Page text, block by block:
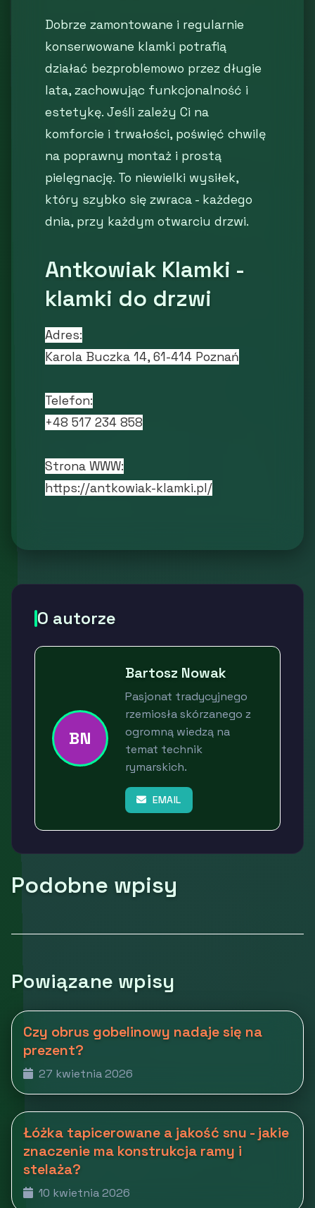
Dobrze zamontowane i regularnie
konserwowane klamki potrafią
działać bezproblemowo przez długie
lata, zachowując funkcjonalność i
estetykę. Jeśli zależy Ci na
komforcie i trwałości, poświęć chwilę
na poprawny montaż i prostą
pielęgnację. To niewielki wysiłek,
który szybko się zwraca - każdego
dnia, przy każdym otwarciu drzwi.
Antkowiak Klamki -
klamki do drzwi
Adres:
Karola Buczka 14, 61-414 Poznań
Telefon:
+48 517 234 858
Strona WWW:
https://antkowiak-klamki.pl/
O autorze
BN
Bartosz Nowak
Pasjonat tradycyjnego
rzemiosła skórzanego z
ogromną wiedzą na
temat technik
rymarskich.
EMAIL
Podobne wpisy
Powiązane wpisy
Czy obrus gobelinowy nadaje się na
prezent?
27 kwietnia 2026
Łóżka tapicerowane a jakość snu - jakie
znaczenie ma konstrukcja ramy i
stelaża?
10 kwietnia 2026